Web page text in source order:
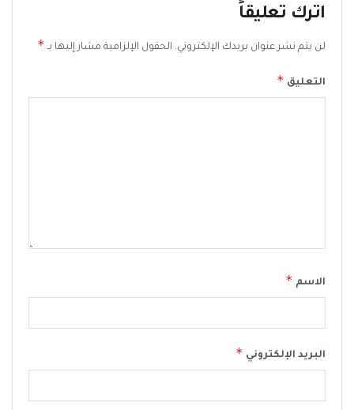
اترك تعليقاً
لن يتم نشر عنوان بريدك الإلكتروني. الحقول الإلزامية مشار إليها بـ *
التعليق *
الاسم *
البريد الإلكتروني *